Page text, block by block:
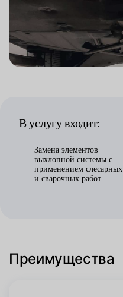
В услугу входит:
Замена элементов
выхлопной системы с
применением слесарных
и сварочных работ
Преимущества